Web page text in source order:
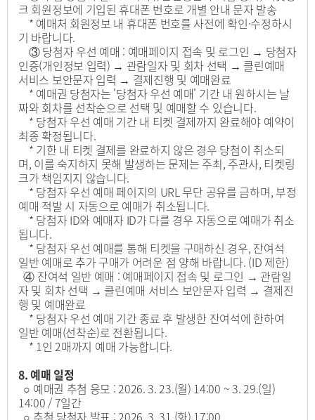
크 회원정보에 기입된 휴대폰 번호로 개별 안내 문자 발송
* 예매처 회원정보 내 휴대폰 번호를 사전에 확인·수정하시
기 바랍니다.
③ 당첨자 우선 예매 : 예매페이지 접속 및 로그인 → 당첨자
인증(개인정보 입력) → 관람일자 및 회차 선택 → 클린예매
서비스 보안문자 입력 → 결제진행 및 예매완료
* 예매권 당첨자는 '당첨자 우선 예매' 기간 내 원하시는 날
짜와 회차를 선착순으로 선택 및 예매할 수 있습니다.
* 당첨자 우선 예매 기간 내 티켓 결제까지 완료해야 예약이
최종 확정됩니다.
* 기한 내 티켓 결제를 완료하지 않은 경우 당첨이 취소되
며, 이를 숙지하지 못해 발생하는 문제는 주최, 주관사, 티켓링
크가 책임지지 않습니다.
* 당첨자 우선 예매 페이지의 URL 무단 공유를 금하며, 부정
예매 적발 시 자동으로 예매가 취소됩니다.
* 당첨자 ID와 예매자 ID가 다를 경우 자동으로 예매가 취소
됩니다.
* 당첨자 우선 예매를 통해 티켓을 구매하신 경우, 잔여석
일반 예매로 추가 구매가 어려운 점 양해 바랍니다. (ID 제한)
④ 잔여석 일반 예매 : 예매페이지 접속 및 로그인 → 관람일
자 및 회차 선택 → 클린예매 서비스 보안문자 입력 → 결제진
행 및 예매완료
* 당첨자 우선 예매 기간 종료 후 발생한 잔여석에 한하여
일반 예매(선착순)로 전환됩니다.
* 1인 2매까지 예매 가능합니다.
8. 예매 일정
○ 예매권 추첨 응모 : 2026. 3. 23.(월) 14:00 ~ 3. 29.(일)
14:00 / 7일간
○ 추첨 당첨자 발표 : 2026. 3. 31.(화) 17:00